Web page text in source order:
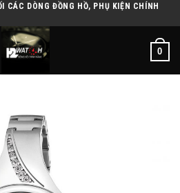
CÁC DÒNG ĐỒNG HỒ, PHỤ KIỆN CHÍNH
0